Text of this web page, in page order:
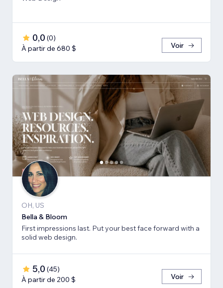
0,0 (0)
À partir de 680 $
Voir
OH, US
Bella & Bloom
First impressions last. Put your best face forward with a
solid web design.
5,0 (45)
À partir de 200 $
Voir